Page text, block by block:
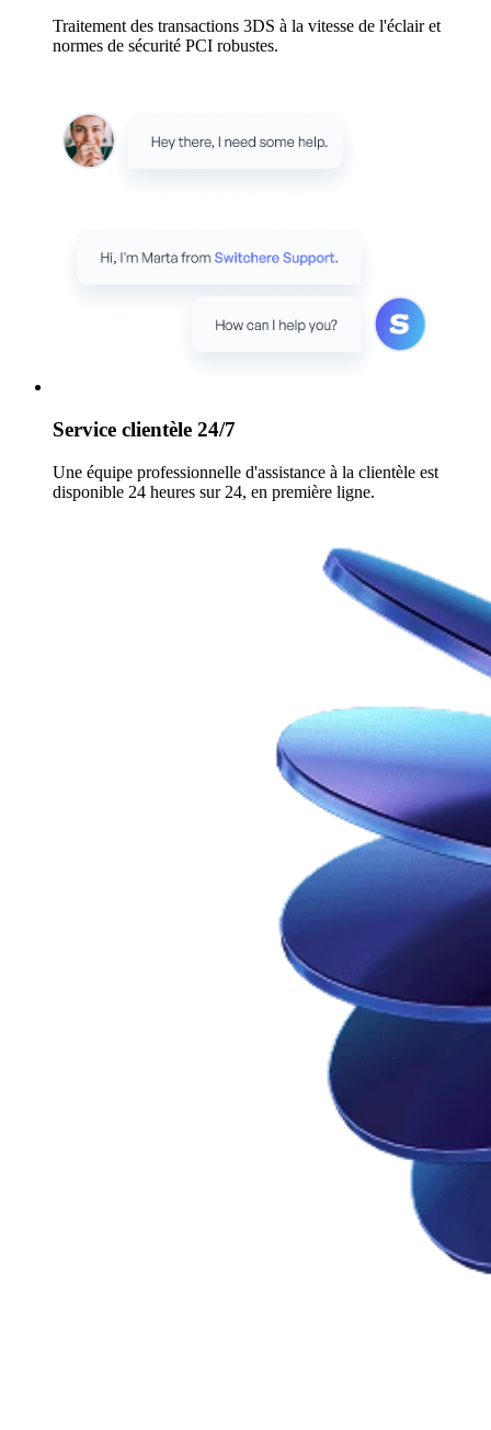
Traitement des transactions 3DS à la vitesse de l'éclair et
normes de sécurité PCI robustes.
Service clientèle 24/7
Une équipe professionnelle d'assistance à la clientèle est
disponible 24 heures sur 24, en première ligne.